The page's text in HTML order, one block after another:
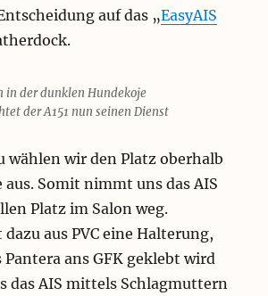
auf das „EasyAIS
in der dunklen Hundekoje
der A151 nun seinen Dienst
wählen wir den Platz oberhalb
aus. Somit nimmt uns das AIS
Platz im Salon weg.
aus PVC eine Halterung,
ans GFK geklebt wird
das AIS mittels Schlagmuttern